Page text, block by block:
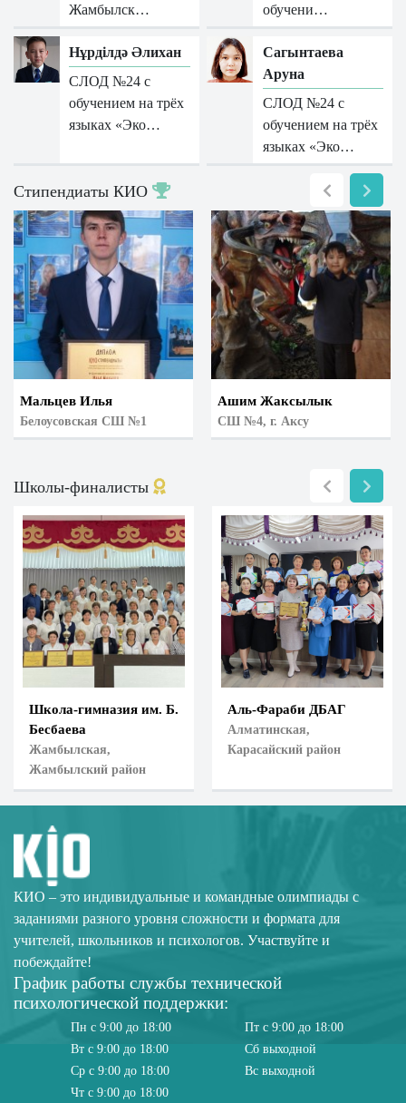
Жамбылск…
обучени…
Нұрділдә Әлихан
СЛОД №24 с
обучением на трёх
языках «Эко…
Сагынтаева
Аруна
СЛОД №24 с
обучением на трёх
языках «Эко…
Стипендиаты КИО
Мальцев Илья
Белоусовская СШ №1
Ашим Жаксылык
СШ №4, г. Аксу
Школы-финалисты
Школа-гимназия им. Б.
Бесбаева
Жамбылская,
Жамбылский район
Аль-Фараби ДБАГ
Алматинская,
Карасайский район
КИО – это индивидуальные и командные олимпиады с
заданиями разного уровня сложности и формата для
учителей, школьников и психологов. Участвуйте и
побеждайте!
График работы службы технической
психологической поддержки:
Пн с 9:00 до 18:00
Вт с 9:00 до 18:00
Ср с 9:00 до 18:00
Чт с 9:00 до 18:00
Пт с 9:00 до 18:00
Сб выходной
Вс выходной